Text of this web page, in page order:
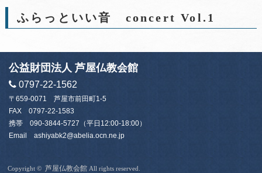
ふらっといい音 concert Vol.1
公益財団法人 芦屋仏教会館
0797-22-1562
〒659-0071 芦屋市前田町1-5
FAX 0797-22-1583
携帯 090-3844-5727 （平日12:00-18:00）
Email ashiyabk2@abelia.ocn.ne.jp
Copyright ©芦屋仏教会館 All rights reserved.